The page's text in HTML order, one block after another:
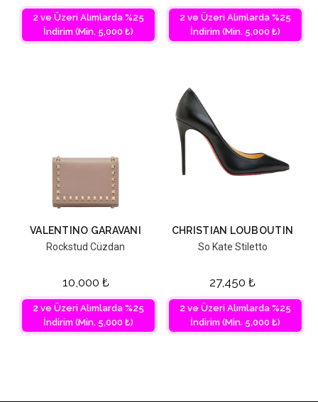
2 ve Üzeri Alımlarda %25
İndirim (Min. 5,000 ₺)
2 ve Üzeri Alımlarda %25
İndirim (Min. 5,000 ₺)
VALENTINO GARAVANI
Rockstud Cüzdan
10,000 ₺
2 ve Üzeri Alımlarda %25
İndirim (Min. 5,000 ₺)
CHRISTIAN LOUBOUTIN
So Kate Stiletto
27,450 ₺
2 ve Üzeri Alımlarda %25
İndirim (Min. 5,000 ₺)